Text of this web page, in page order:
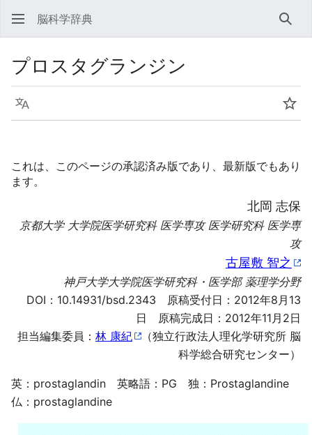
脳科学辞典 検索
プロスタグランジン
言語 ウ
これは、このページの承認済み版であり、最新版でもあり
ます。
北岡 志保
京都大学 大学院医学研究科 医学専攻 医学研究科 医学専
攻
古屋敷 智之
神戸大学大学院医学研究科・医学部 薬理学分野
DOI： 10.14931/bsd.2343 原稿受付日：2012年8月13
日 原稿完成日：2012年11月2日
担当編集委員： 林 康紀
（独立行政法人理化学研究所 脳
科学総合研究センター）
英：prostaglandin 英略語：PG 独：Prostaglandine
仏：prostaglandine